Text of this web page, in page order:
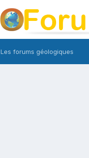
Les forums géologiques